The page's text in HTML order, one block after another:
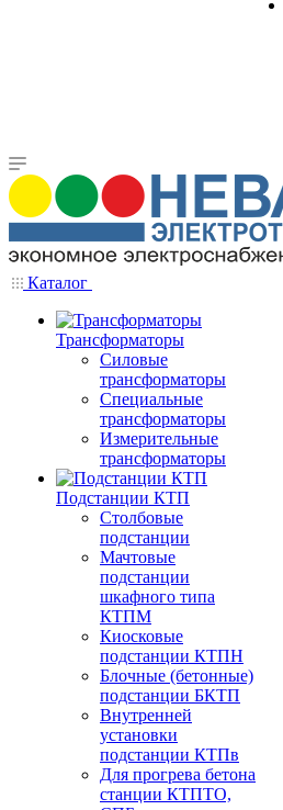
Каталог
Трансформаторы
Силовые
трансформаторы
Специальные
трансформаторы
Измерительные
трансформаторы
Подстанции КТП
Столбовые
подстанции
Мачтовые
подстанции
шкафного типа
КТПМ
Киосковые
подстанции КТПН
Блочные (бетонные)
подстанции БКТП
Внутренней
установки
подстанции КТПв
Для прогрева бетона
станции КТПТО,